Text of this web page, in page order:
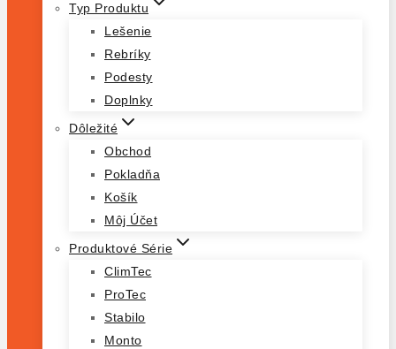
Typ Produktu
Lešenie
Rebríky
Podesty
Doplnky
Dôležité
Obchod
Pokladňa
Košík
Môj Účet
Produktové Série
ClimTec
ProTec
Stabilo
Monto